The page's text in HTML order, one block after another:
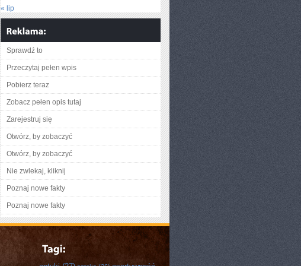
« lip
Sprawdź to
Przeczytaj pełen wpis
Pobierz teraz
Zobacz pełen opis tutaj
Zarejestruj się
Otwórz, by zobaczyć
Otwórz, by zobaczyć
Nie zwlekaj, kliknij
Poznaj nowe fakty
Poznaj nowe fakty